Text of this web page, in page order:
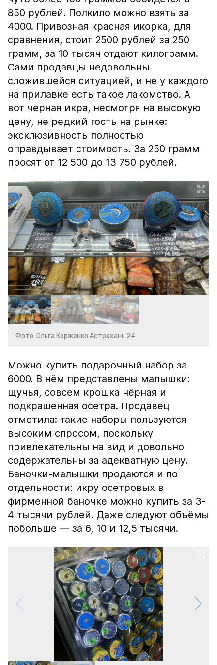
850 рублей. Полкило можно взять за
4000. Привозная красная икорка, для
сравнения, стоит 2500 рублей за 250
грамм, за 10 тысяч отдают килограмм.
Сами продавцы недовольны
сложившейся ситуацией, и не у каждого
на прилавке есть такое лакомство. А
вот чёрная икра, несмотря на высокую
цену, не редкий гость на рынке:
эксклюзивность полностью
оправдывает стоимость. За 250 грамм
просят от 12 500 до 13 750 рублей.
Фото: Ольга Корженко Астрахань 24
Можно купить подарочный набор за
6000. В нём представлены малышки:
щучья, совсем крошка чёрная и
подкрашенная осетра. Продавец
отметила: такие наборы пользуются
высоким спросом, поскольку
привлекательны на вид и довольно
содержательны за адекватную цену.
Баночки-малышки продаются и по
отдельности: икру осетровых в
фирменной баночке можно купить за 3-
4 тысячи рублей. Даже следуют объёмы
побольше — за 6, 10 и 12,5 тысячи.